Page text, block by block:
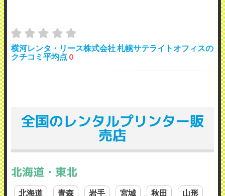
横河レンタ・リース株式会社 札幌サテライトオフィスの
クチコミ平均点 0
全国のレンタルプリンター販
売店
北海道・東北
北海道 青森 岩手 宮城 秋田 山形